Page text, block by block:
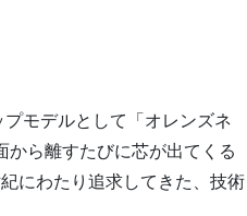
モデルとして「オレンズネ
から離すたびに芯が出てくる
にわたり追求してきた、技術